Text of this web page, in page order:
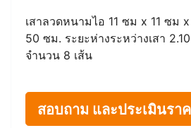
เสาลวดหนามไอ 11 ซม x 11 ซม
50 ซม. ระยะห่างระหว่างเสา
จำนวน 8 เส้น
สอบถาม และประเมินรา